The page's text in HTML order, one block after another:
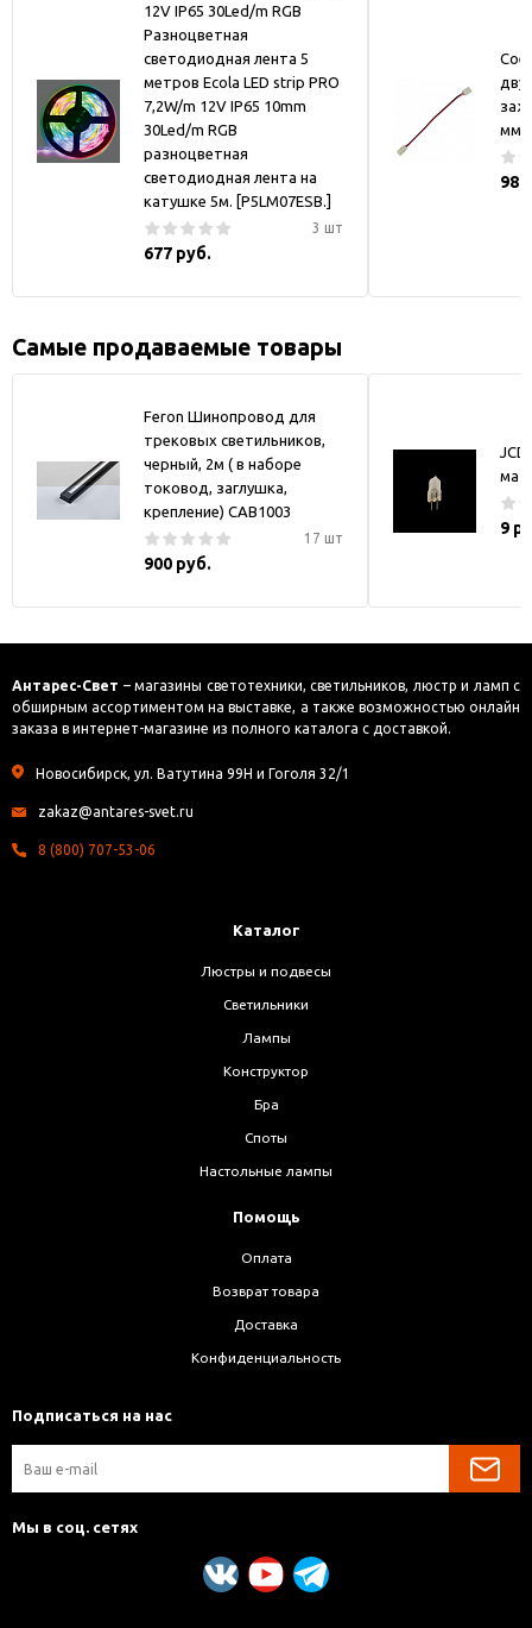
12V IP65 30Led/m RGB
Разноцветная
светодиодная лента 5
метров Ecola LED strip PRO
7,2W/m 12V IP65 10mm
30Led/m RGB
разноцветная
светодиодная лента на
катушке 5м. [P5LM07ESB.]
3 шт
677 руб.
мм
98
Самые продаваемые товары
Feron Шинопровод для
трековых светильников,
черный, 2м ( в наборе
токовод, заглушка,
крепление) CAB1003
17 шт
900 руб.
JCD
9
Антарес-Свет – магазины светотехники, светильников, люстр и ламп с
обширным ассортиментом на выставке, а также возможностью онлайн
заказа в интернет-магазине из полного каталога с доставкой.
Новосибирск, ул. Ватутина 99Н и Гоголя 32/1
zakaz@antares-svet.ru
8 (800) 707-53-06
Каталог
Люстры и подвесы
Светильники
Лампы
Конструктор
Бра
Споты
Настольные лампы
Помощь
Оплата
Возврат товара
Доставка
Конфиденциальность
Подписаться на нас
Мы в соц. сетях